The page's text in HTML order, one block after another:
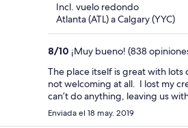
5
Incl. vuelo redondo
Atlanta (ATL) a Calgary (YYC)
8/10 ¡Muy bueno! (838
The place itself is great with
not welcoming at all. I lost my
can’t do anything, leaving us
Anyway we went to the room
because the were dirty and had
Enviada el 18 may. 2019